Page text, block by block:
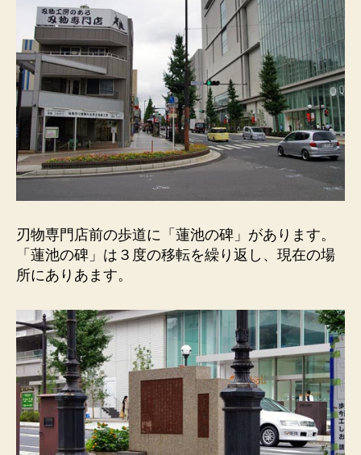
の
「縮
図」
の
一
節。
へ
の
刃物専門店前の歩道に「蓮池の碑」があります。
「蓮池の碑」は３度の移転を繰り返し、現在の場
所にありあます。